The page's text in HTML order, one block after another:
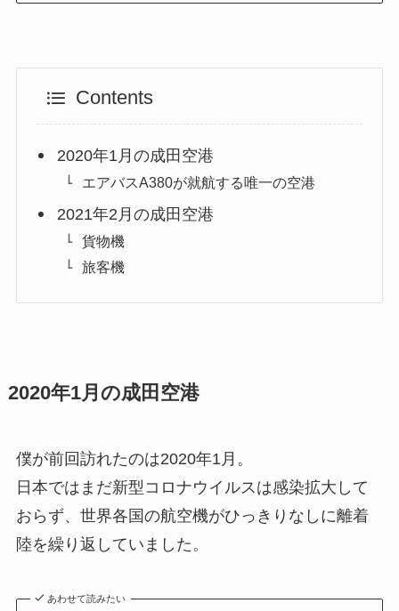
Contents
2020年1月の成田空港
エアバスA380が就航する唯一の空港
2021年2月の成田空港
貨物機
旅客機
2020年1月の成田空港
僕が前回訪れたのは2020年1月。
日本ではまだ新型コロナウイルスは感染拡大して
おらず、世界各国の航空機がひっきりなしに離着
陸を繰り返していました。
あわせて読みたい